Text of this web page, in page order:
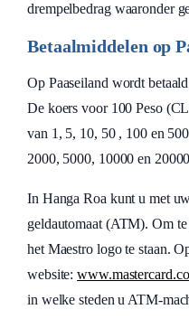
drempelbedrag waaronder
Betaalmiddelen op
Op Paaseiland wordt
De koers voor 100 Peso
van 1, 5, 10, 50 , 100 en
2000, 5000, 10000 en
In Hanga Roa kunt u met
geldautomaat (ATM). Om
het Maestro logo te staan.
website:
in welke steden u ATM-